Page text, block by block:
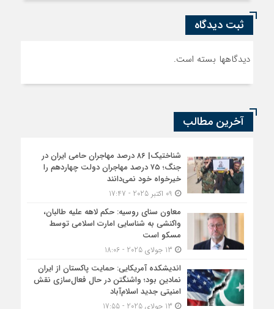
ثبت دیدگاه
دیدگاهها بسته است.
آخرین مطالب
شناختیک| ۸۶ درصد مهاجران حامی ایران در
جنگ؛ ۷۵ درصد مهاجران دولت چهاردهم را
خیرخواه خود نمی‌دانند
معاون سنای روسیه: حکم لاهه علیه طالبان،
واکنشی به شناسایی امارت اسلامی توسط
مسکو است
اندیشکده آمریکایی: حمایت پاکستان از ایران
نمادین بود؛ واشنگتن در حال فعال‌سازی نقش
امنیتی جدید اسلام‌آباد